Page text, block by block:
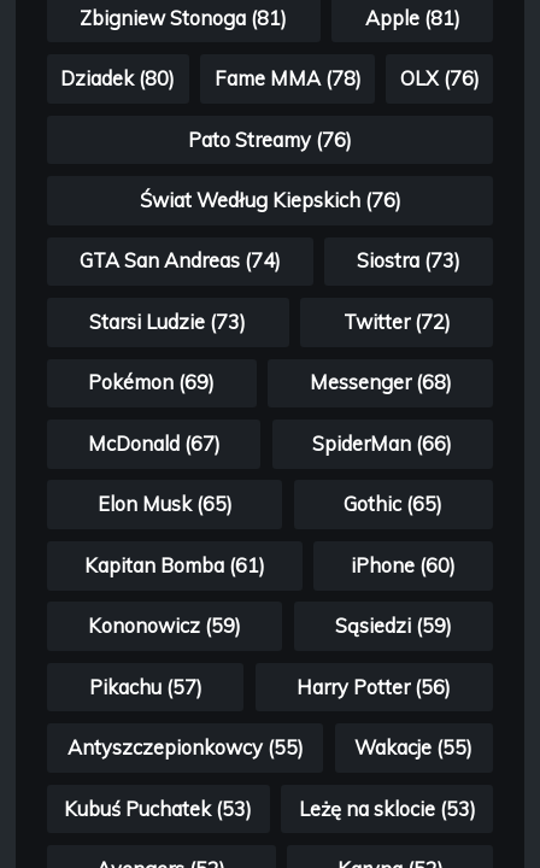
Zbigniew Stonoga (81) Apple (81)
Dziadek (80) Fame MMA (78) OLX (76)
Pato Streamy (76)
Świat Według Kiepskich (76)
GTA San Andreas (74) Siostra (73)
Starsi Ludzie (73) Twitter (72)
Pokémon (69) Messenger (68)
McDonald (67) SpiderMan (66)
Elon Musk (65) Gothic (65)
Kapitan Bomba (61) iPhone (60)
Kononowicz (59) Sąsiedzi (59)
Pikachu (57) Harry Potter (56)
Antyszczepionkowcy (55) Wakacje (55)
Kubuś Puchatek (53) Leżę na sklocie (53)